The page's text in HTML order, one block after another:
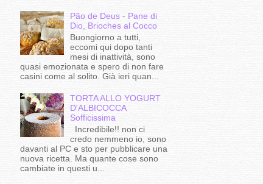
Pão de Deus - Pane di
Dio, Brioches al Cocco
Buongiorno a tutti,
eccomi qui dopo tanti
mesi di inattività, sono
quasi emozionata e spero di non fare
casini come al solito. Già ieri quan...
TORTA ALLO YOGURT
D'ALBICOCCA
Sofficissima
Incredibile!! non ci
credo nemmeno io, sono
davanti al PC e sto per pubblicare una
nuova ricetta. Ma quante cose sono
cambiate in questi u...